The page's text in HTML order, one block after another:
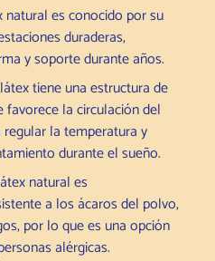
natural es conocido por su
duraderas,
y soporte durante años.
tiene una estructura de
favorece la circulación del
la temperatura y
durante el sueño.
natural es
a los ácaros del polvo,
por lo que es una opción
alérgicas.